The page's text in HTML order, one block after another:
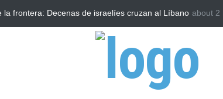
de israelíes cruzan al Líbano Arqueólogosabout 2